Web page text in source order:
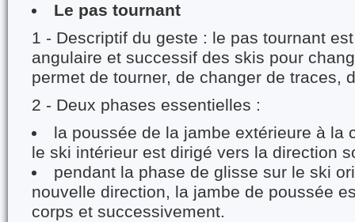
Le pas tournant
1 - Descriptif du geste : le pas tournant
angulaire et successif des skis pour
permet de tourner, de changer de traces,
2 - Deux phases essentielles :
la poussée de la jambe extérieure à la
le ski intérieur est dirigé vers la direction
pendant la phase de glisse sur le ski
nouvelle direction, la jambe de poussée
corps et successivement.